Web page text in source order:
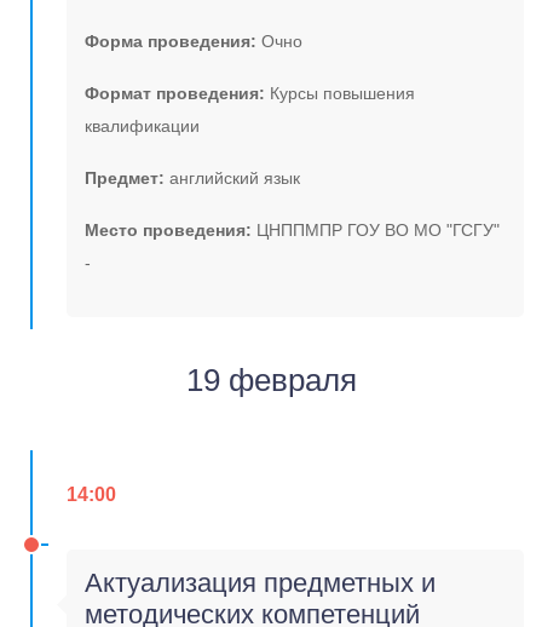
Форма проведения: Очно
Формат проведения: Курсы повышения
квалификации
Предмет: английский язык
Место проведения: ЦНППМПР ГОУ ВО МО "ГСГУ"
-
19 февраля
14:00
Актуализация предметных и
методических компетенций